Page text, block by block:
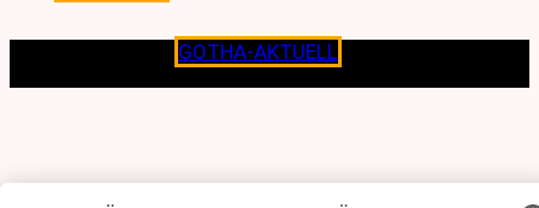
GOTHA-AKTUELL
Lokalen verpflichtet.